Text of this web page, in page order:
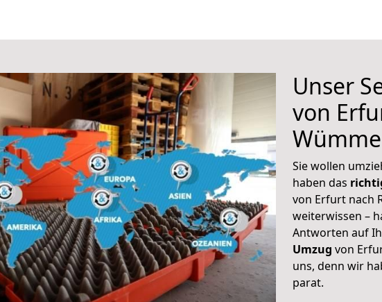
Unser
von
Wümme
Sie wollen
haben das
von Erfurt nach
weiterwissen –
Antworten auf
Umzug von
uns, denn wir
parat.